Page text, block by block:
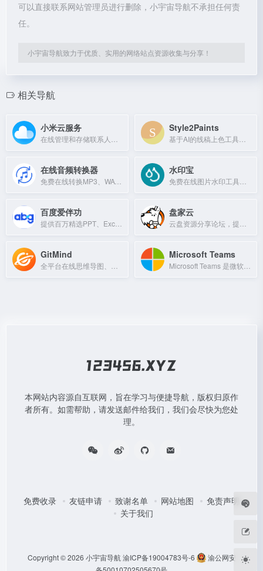
可以直接联系网站管理员进行删除，小宇宙导航不承担任何责
任。
小宇宙导航致力于优质、实用的网络站点资源收集与分享！
相关导航
小米云服务 Style2Paints
在线音频转换器
免费在线转换MP3、WAV、M4A、FLAC、OGG、WMA、MIDI等音频格式。
水印宝
百度爱伴功 盘家云
GitMind Microsoft Teams
本网站内容源自互联网，旨在学习与便捷导航，版权归原作
者所有。如需帮助，请发送邮件给我们，我们会尽快为您处
理。
免费收录 友链申请 致谢名单 网站地图
免责声明
关于我们
Copyright © 2026 小宇宙导航 渝ICP备19004783号-6
渝公网安